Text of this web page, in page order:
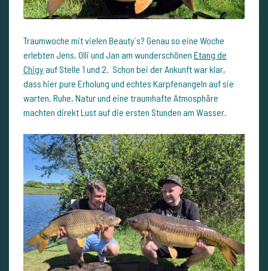
Traumwoche mit vielen Beauty´s? Genau so eine Woche
erlebten Jens, Olli und Jan am wunderschönen Etang de
Chigyauf Stelle 1 und 2. Schon bei der Ankunft war klar,
dass hier pure Erholung und echtes Karpfenangeln auf sie
warten. Ruhe, Natur und eine traumhafte Atmosphäre
machten direkt Lust auf die ersten Stunden am Wasser.